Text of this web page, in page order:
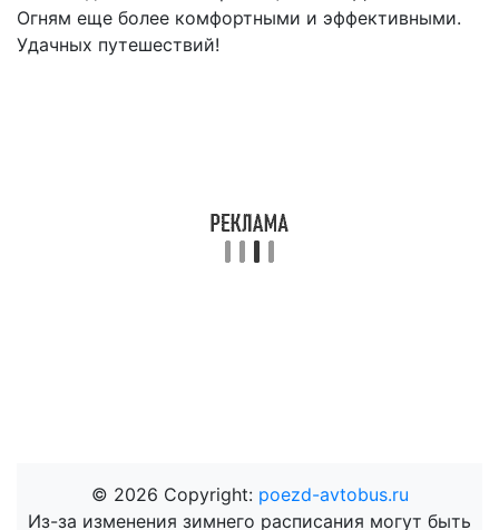
Огням еще более комфортными и эффективными.
Удачных путешествий!
© 2026 Copyright: poezd-avtobus.ru
Из-за изменения зимнего расписания могут быть